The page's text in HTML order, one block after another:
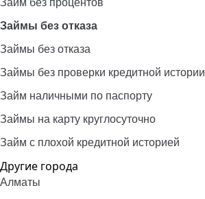
Займ без процентов
Займы без отказа
Займы без отказа
Займы без проверки кредитной истории
Займ наличными по паспорту
Займы на карту круглосуточно
Займ с плохой кредитной историей
Другие города
Алматы